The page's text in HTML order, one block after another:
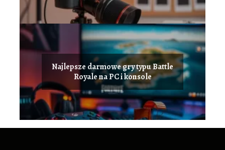
Najlepsze darmowe gry typu Battle
Royale na PC i konsole